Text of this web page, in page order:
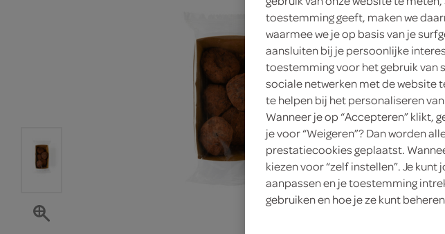
3.
99
115
in
Let
toestemming geeft, maken we
waarmee we je op basis van je
aansluiten bij je persoonlijke
toestemming voor het gebruik van
sociale netwerken met de website
te helpen bij het personaliseren
Wanneer je op “Accepteren” klikt,
je voor “Weigeren”? Dan worden
prestatiecookies geplaatst.
kiezen voor “zelf instellen”. Je
aanpassen en je toestemming
gebruiken en hoe je ze kunt